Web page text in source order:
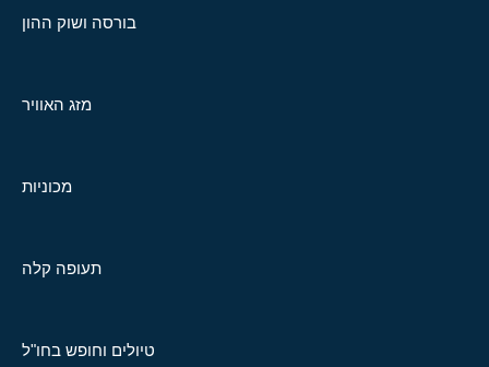
בורסה ושוק ההון
מזג האוויר
מכוניות
תעופה קלה
טיולים וחופש בחו"ל